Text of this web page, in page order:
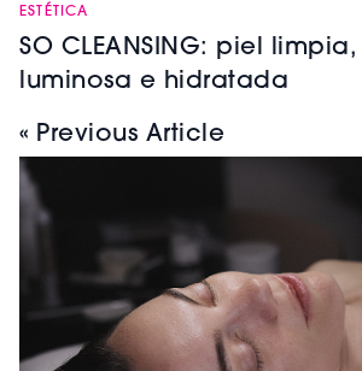
ESTÉTICA
SO CLEANSING: piel
luminosa e hidratada
« Previous Article